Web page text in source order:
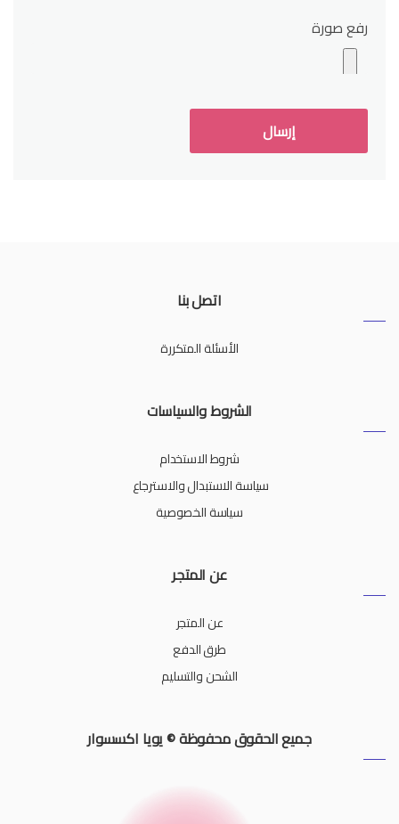
رفع صورة
اتصل بنا
الأسئلة المتكررة
الشروط والسياسات
شروط الاستخدام
سياسة الاستبدال والاسترجاع
سياسة الخصوصية
عن المتجر
عن المتجر
طرق الدفع
الشحن والتسليم
جميع الحقوق محفوظة © يويا اكسسوار